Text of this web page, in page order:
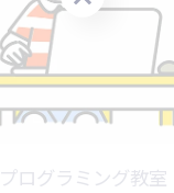
プログラミング教室